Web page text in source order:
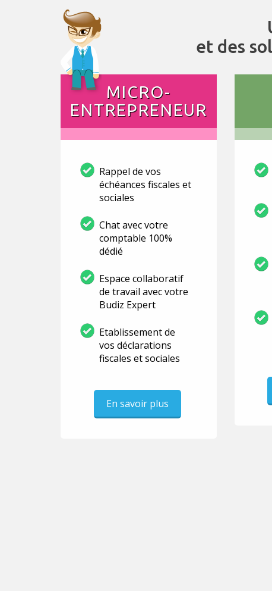
et des
MICRO-
ENTREPRENEUR
Rappel de vos
échéances fiscales et
sociales
Chat avec votre
comptable 100%
dédié
Espace collaboratif
de travail avec votre
Budiz Expert
Etablissement de
vos déclarations
fiscales et sociales
En savoir plus